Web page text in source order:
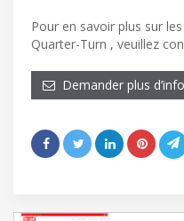
Pour en savoir plus sur
Quarter-Turn , veuillez
Demander plus